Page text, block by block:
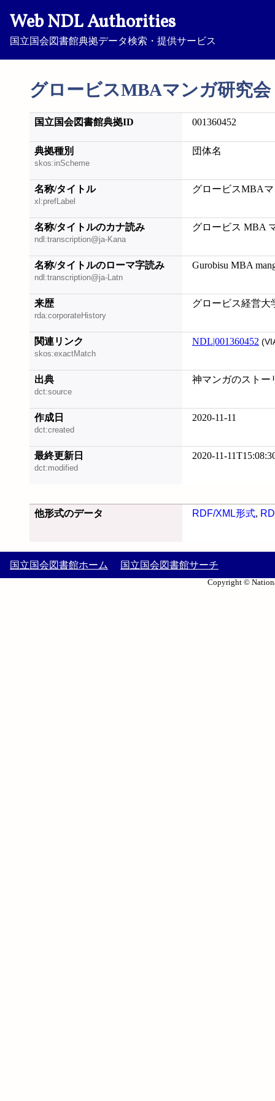
Web NDL Authorities
国立国会図書館典拠データ検索・提供サービス
グロービスMBAマンガ研究会
国立国会図書館典拠ID 001360452
典拠種別
skos:inScheme
団体名
名称/タイトル
xl:prefLabel
グロービスMBA
名称/タイトルのカナ読み
ndl:transcription@ja-Kana
グロービス MBA
名称/タイトルのローマ字読み
ndl:transcription@ja-Latn
Gurobisu MBA
来歴
rda:corporateHistory
グロービス経営大
関連リンク
skos:exactMatch
NDL|001360452
出典
dct:source
神マンガのストー
作成日
dct:created
2020-11-11
最終更新日
dct:modified
2020-11-
他形式のデータ RDF/XML形式,
国立国会図書館ホーム 国立国会図書館サーチ
Copyright ©